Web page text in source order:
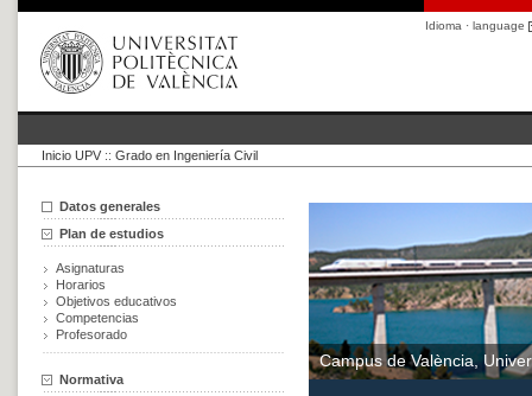
Idioma · language
Inicio UPV :: Grado en Ingeniería Civil
Datos generales
Plan de estudios
Asignaturas
Horarios
Objetivos educativos
Competencias
Profesorado
Normativa
Campus de València,